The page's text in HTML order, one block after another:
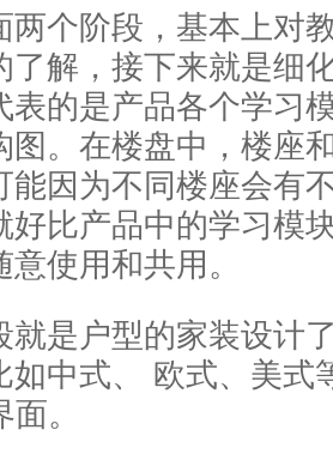
个阶段，基本上对
了解，接下来就是细
表的是产品各个学习
图。在楼盘中，楼座
能因为不同楼座会有
好比产品中的学习模
使用和共用。
是户型的家装设计
如中式、 欧式、美式
。